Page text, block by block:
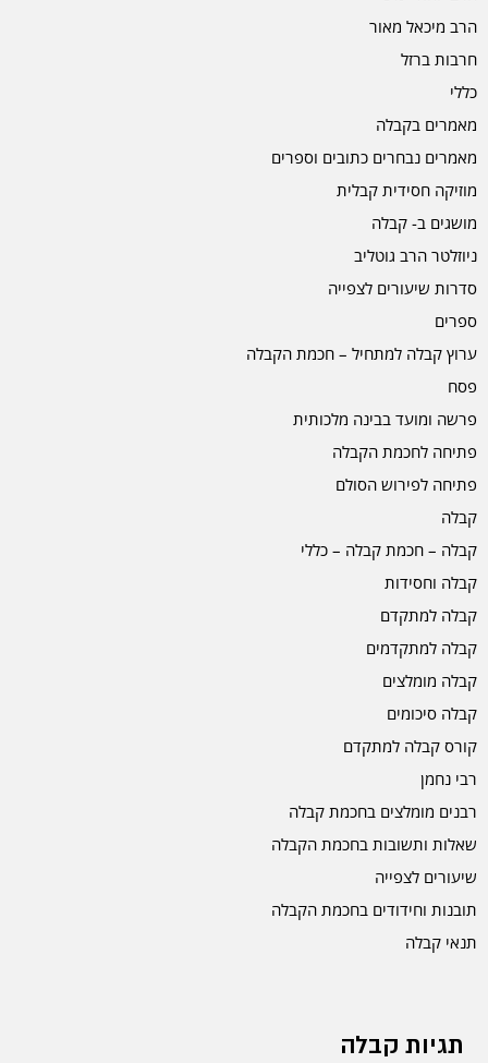
הרב מיכאל מאור
חרבות ברזל
כללי
מאמרים בקבלה
מאמרים נבחרים כתובים וספרים
מוזיקה חסידית קבלית
מושגים ב- קבלה
ניוזלטר הרב גוטליב
סדרות שיעורים לצפייה
ספרים
ערוץ קבלה למתחיל – חכמת הקבלה
פסח
פרשה ומועד בבינה מלכותית
פתיחה לחכמת הקבלה
פתיחה לפירוש הסולם
קבלה
קבלה – חכמת קבלה – כללי
קבלה וחסידות
קבלה למתקדם
קבלה למתקדמים
קבלה מומלצים
קבלה סיכומים
קורס קבלה למתקדם
רבי נחמן
רבנים מומלצים בחכמת קבלה
שאלות ותשובות בחכמת הקבלה
שיעורים לצפייה
תובנות וחידודים בחכמת הקבלה
תנאי קבלה
תגיות קבלה